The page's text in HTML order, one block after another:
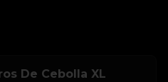
De Cebolla XL